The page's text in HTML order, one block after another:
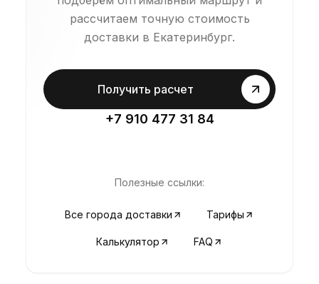
рассчитаем точную стоимость
доставки в Екатеринбург.
Получить расчет
+7 910 477 31 84
Полезные ссылки:
Все города доставки Тарифы
Калькулятор FAQ